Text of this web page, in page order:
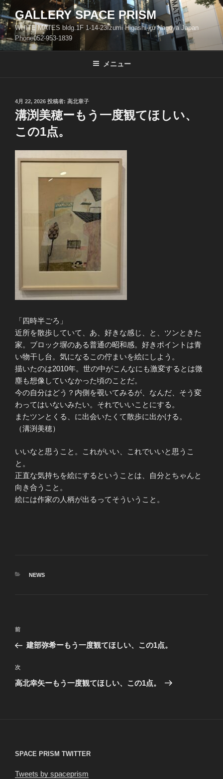
コ
ン
テ
ン
ツ
GALLERY SPACE PRISM
WHITE MATES bldg.1F 1-14-23Izumi Higashi-ku Nagoya Japan
Phone052-953-1839
メニュー
投
稿
日:
4月 22, 2026 投稿者: 高北章子
溝渕美穂ーもう一度観てほしい、
この1点。
「四時半ごろ」
近所を散歩していて、あ、好きな感じ、と、ツンときた
家。ブロック塀のある普通の昭和感。好きポイントは青
い物干し台。気になるこの佇まいを絵にしよう。
描いたのは2010年。世の中がこんなにも激変するとは微
塵も想像していなかった頃のことだ。
今の自分はどう？内側を覗いてみるが、なんだ、そう変
わってはいないみたい。それでいいことにする。
またツンとくる、に出会いたくて散歩に出かける。
（溝渕美穂）
いいなと思うこと。これがいい、これでいいと思うこ
と。
正直な気持ちを絵にするということは、自分とちゃんと
向き合うこと。
絵には作家の人柄が出るってそういうこと。
カ
NEWS
投
ナ
ビ
ゲ
前
の
稿
前
建部弥希ーもう一度観てほしい、この1点。
次
の
次
高北幸矢ーもう一度観てほしい、この1点。
SPACE PRISM TWITTER
Tweets by spaceprism